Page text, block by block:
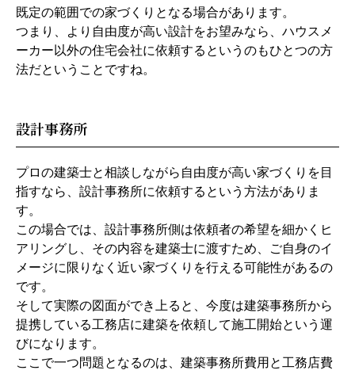
既定の範囲での家づくりとなる場合があります。
つまり、より自由度が高い設計をお望みなら、ハウスメ
ーカー以外の住宅会社に依頼するというのもひとつの方
法だということですね。
設計事務所
プロの建築士と相談しながら自由度が高い家づくりを目
指すなら、設計事務所に依頼するという方法がありま
す。
この場合では、設計事務所側は依頼者の希望を細かくヒ
アリングし、その内容を建築士に渡すため、ご自身のイ
メージに限りなく近い家づくりを行える可能性があるの
です。
そして実際の図面ができ上ると、今度は建築事務所から
提携している工務店に建築を依頼して施工開始という運
びになります。
ここで一つ問題となるのは、建築事務所費用と工務店費